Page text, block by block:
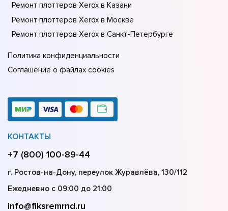
Ремонт плоттеров Xerox в Казани
Ремонт плоттеров Xerox в Москве
Ремонт плоттеров Xerox в Санкт-Петербурге
Политика конфиденциальности
Соглашение о файлах cookies
КОНТАКТЫ
+7 (800) 100-89-44
г. Ростов-на-Дону, переулок Журавлёва, 130/112
Ежедневно с 09:00 до 21:00
info@fiksremrnd.ru